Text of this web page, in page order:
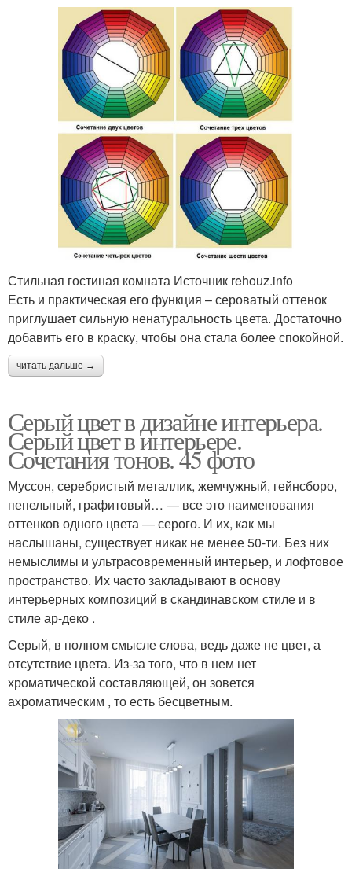
Стильная гостиная комната Источник rehouz.info
Есть и практическая его функция – сероватый оттенок
приглушает сильную ненатуральность цвета. Достаточно
добавить его в краску, чтобы она стала более спокойной.
читать дальше →
Серый цвет в дизайне интерьера.
Серый цвет в интерьере.
Сочетания тонов. 45 фото
Муссон, серебристый металлик, жемчужный, гейнсборо,
пепельный, графитовый… — все это наименования
оттенков одного цвета — серого. И их, как мы
наслышаны, существует никак не менее 50-ти. Без них
немыслимы и ультрасовременный интерьер, и лофтовое
пространство. Их часто закладывают в основу
интерьерных композиций в скандинавском стиле и в
стиле ар-деко .
Серый, в полном смысле слова, ведь даже не цвет, а
отсутствие цвета. Из-за того, что в нем нет
хроматической составляющей, он зовется
ахроматическим , то есть бесцветным.